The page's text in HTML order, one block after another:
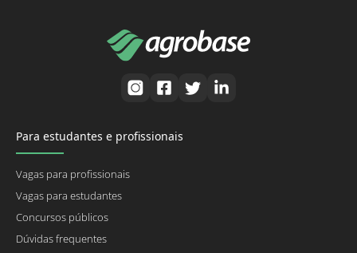
Para estudantes e profissionais
Vagas para profissionais
Vagas para estudantes
Concursos públicos
Dúvidas frequentes